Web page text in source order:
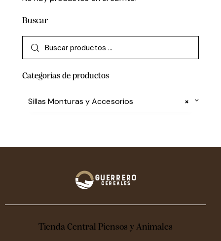
Buscar
Categorias de productos
×
Sillas Monturas y Accesorios
Tienda Central Piensos y Animales